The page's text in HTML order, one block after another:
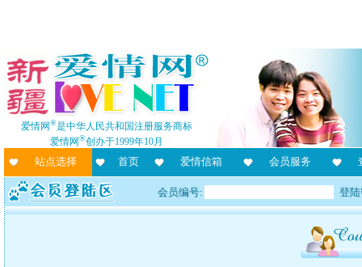
爱情网®是中华人民共和国注册服务商标
爱情网®创办于1999年10月
站点选择 首页 爱情信箱 会员服务
会员编号: 登